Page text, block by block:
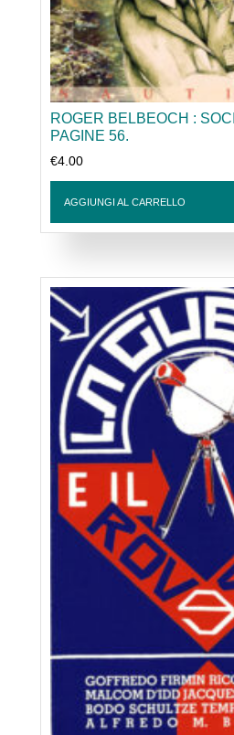
ROGER BELBEOCH :
PAGINE 56.
€4.00
AGGIUNGI AL CARRELLO